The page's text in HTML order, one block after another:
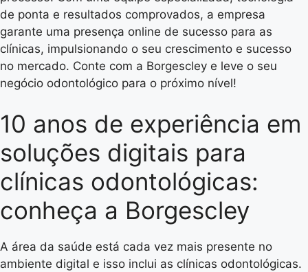
de ponta e resultados comprovados, a empresa
garante uma presença online de sucesso para as
clínicas, impulsionando o seu crescimento e sucesso
no mercado. Conte com a Borgescley e leve o seu
negócio odontológico para o próximo nível!
10 anos de experiência em
soluções digitais para
clínicas odontológicas:
conheça a Borgescley
A área da saúde está cada vez mais presente no
ambiente digital e isso inclui as clínicas odontológicas.